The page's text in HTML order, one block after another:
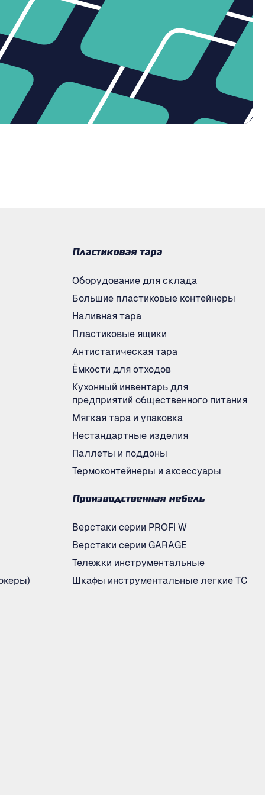
Пластиковая тара
Оборудование для склада
Большие пластиковые контейнеры
Наливная тара
Пластиковые ящики
Антистатическая тара
Ёмкости для отходов
Кухонный инвентарь для
предприятий общественного питания
Мягкая тара и упаковка
Нестандартные изделия
Паллеты и поддоны
Термоконтейнеры и аксессуары
Производственная мебель
Верстаки серии PROFI W
Верстаки серии GARAGE
Тележки инструментальные
Шкафы инструментальные легкие ТС